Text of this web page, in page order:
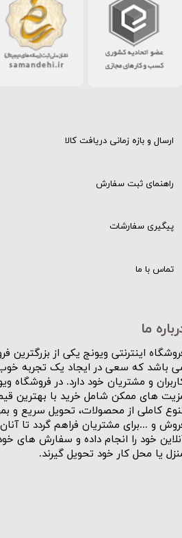
ما
اینترنتی ویونج یکی از بزرگترین
باشد که سعی در ایجاد یک تجربه خوب
و مشتریان خود دارد. در فروشگاه
های ممکن شامل خرید با بهترین
کاملی از محصولات، تحویل سریع و
و ...برای مشتریان فراهم گردد تا
خود را انجام داده و سفارش های
یا محل کار خود تحویل گیرند.​​​​​​​
ارسال و بازه زمانی دریافت کالا
راهنمای ثبت سفارش
پیگیری سفارشات
تماس با ما